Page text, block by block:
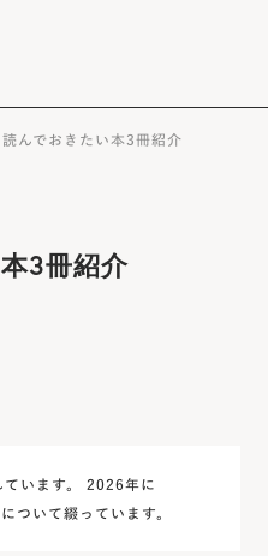
んでおきたい本3冊紹介
3冊紹介
います。
2026年に
ついて綴っています。